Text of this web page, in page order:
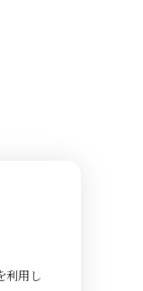
利用し